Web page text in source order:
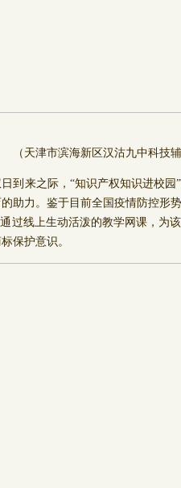
（天津市滨海新区汉沽九中科技
到来之际，“知识产权知识进校
助力。鉴于目前全国疫情防控形
过线上生动活泼的教学网课，为
保护意识。